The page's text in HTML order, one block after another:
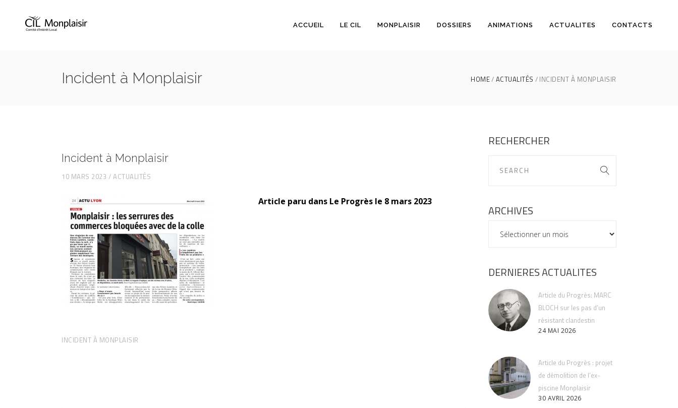
ACCUEIL LE CIL MONPLAISIR DOSSIERS ANIMATIONS ACTUALITES CONTACTS
Incident à Monplaisir HOME ACTUALITÉS INCIDENT À MONPLAISIR
Incident à Monplaisir
10 MARS 2023 ACTUALITÉS
Article paru dans Le Progrès le 8 mars 2023
INCIDENT À MONPLAISIR
RECHERCHER
ARCHIVES
ARCHIVES
DERNIERES ACTUALITES
Article du Progrès: MARC
BLOCH sur les pas d’un
résistant clandestin
24 MAI 2026
Article du Progrès : projet
de démolition de l’ex-
piscine Monplaisir
30 AVRIL 2026